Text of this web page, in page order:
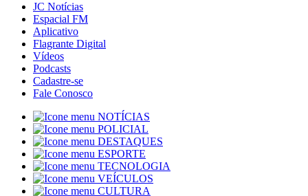
JC Notícias
Espacial FM
Aplicativo
Flagrante Digital
Vídeos
Podcasts
Cadastre-se
Fale Conosco
NOTÍCIAS
POLICIAL
DESTAQUES
ESPORTE
TECNOLOGIA
VEÍCULOS
CULTURA